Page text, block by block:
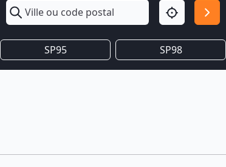
SP95 SP98